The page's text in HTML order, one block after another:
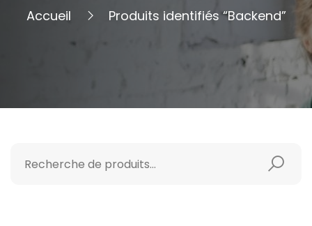
Accueil Produits identifiés “Backend”